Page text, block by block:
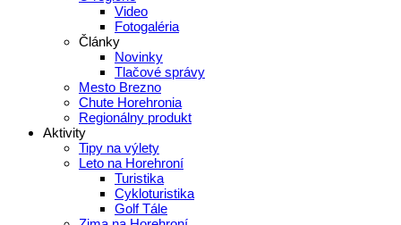
Video
Fotogaléria
Články
Novinky
Tlačové správy
Mesto Brezno
Chute Horehronia
Regionálny produkt
Aktivity
Tipy na výlety
Leto na Horehroní
Turistika
Cykloturistika
Golf Tále